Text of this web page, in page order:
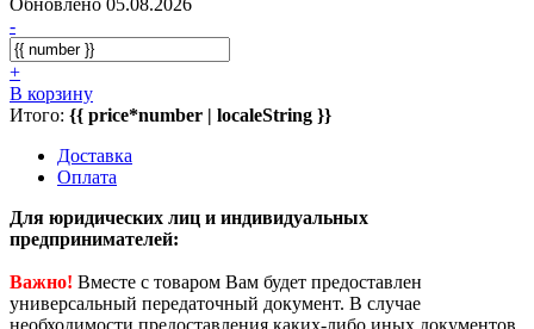
-
+
В корзину
Итого: {{ price*number | localeString }}
Доставка
Оплата
Для юридических лиц и индивидуальных
предпринимателей:
Важно! Вместе с товаром Вам будет предоставлен
универсальный передаточный документ. В случае
необходимости предоставления каких-либо иных документов